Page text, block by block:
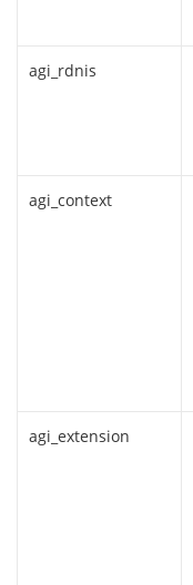
agi_rdnis
agi_context
agi_extension